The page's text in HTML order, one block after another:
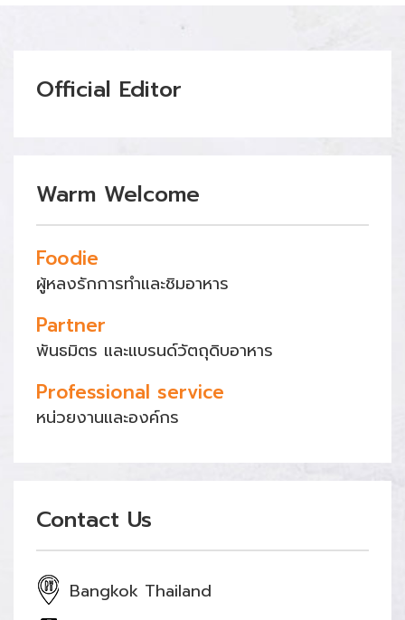
Official Editor
Warm Welcome
Foodie
ผู้หลงรักการทำและชิมอาหาร
Partner
พันธมิตร และแบรนด์วัตถุดิบอาหาร
Professional service
หน่วยงานและองค์กร
Contact Us
Bangkok Thailand